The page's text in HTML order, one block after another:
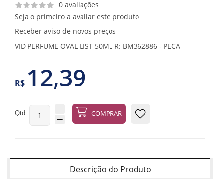
0 avaliações
Seja o primeiro a avaliar este produto
Receber aviso de novos preços
VID PERFUME OVAL LIST 50ML R: BM362886 - PECA
R$ 12,39
Qtd: COMPRAR
Descrição do Produto